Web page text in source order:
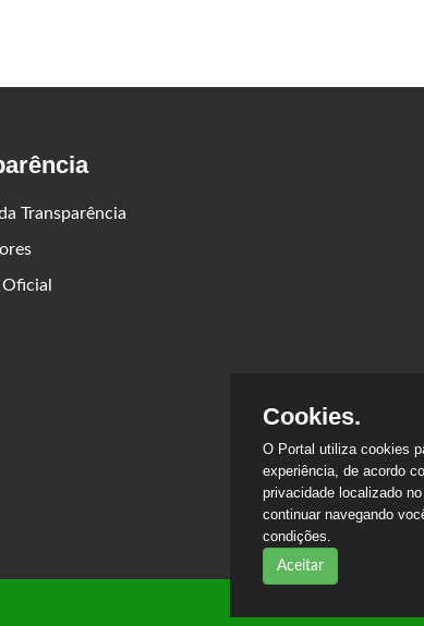
Transparência
Cookies.
O Portal utiliza cookies
experiência, de acordo
privacidade localizado
continuar navegando
condições.
Aceitar